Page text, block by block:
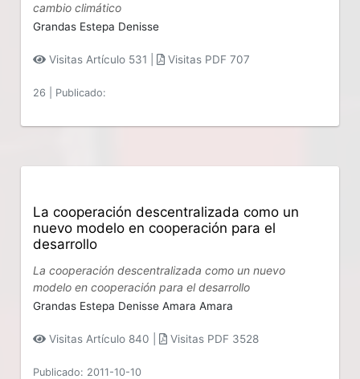
cambio climático
Grandas Estepa Denisse
Visitas Artículo 531 | Visitas PDF 707
26 Publicado:
La cooperación descentralizada como un
nuevo modelo en cooperación para el
desarrollo
La cooperación descentralizada como un nuevo
modelo en cooperación para el desarrollo
Grandas Estepa Denisse Amara Amara
Visitas Artículo 840 | Visitas PDF 3528
Publicado: 2011-10-10